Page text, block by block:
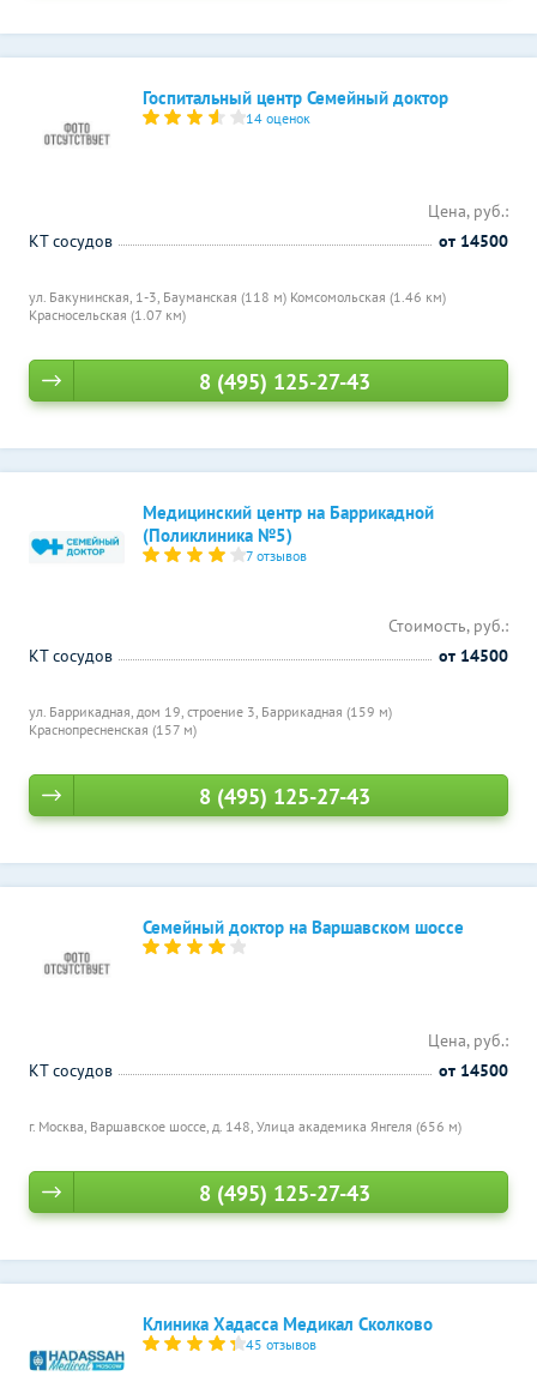
Госпитальный центр Семейный доктор
14 оценок
ул. Бакунинская, 1-3, Бауманская (118 м) Комсомольская (1.46 км)
Красносельская (1.07 км)
Цена, руб.:
КТ сосудов
от 14500
8 (495) 125-27-43
Медицинский центр на Баррикадной
(Поликлиника №5)
7 отзывов
ул. Баррикадная, дом 19, строение 3, Баррикадная (159 м)
Краснопресненская (157 м)
Стоимость, руб.:
КТ сосудов
от 14500
8 (495) 125-27-43
Семейный доктор на Варшавском шоссе
г. Москва, Варшавское шоссе, д. 148, Улица академика Янгеля (656 м)
Цена, руб.:
КТ сосудов
от 14500
8 (495) 125-27-43
Клиника Хадасса Медикал Сколково
45 отзывов